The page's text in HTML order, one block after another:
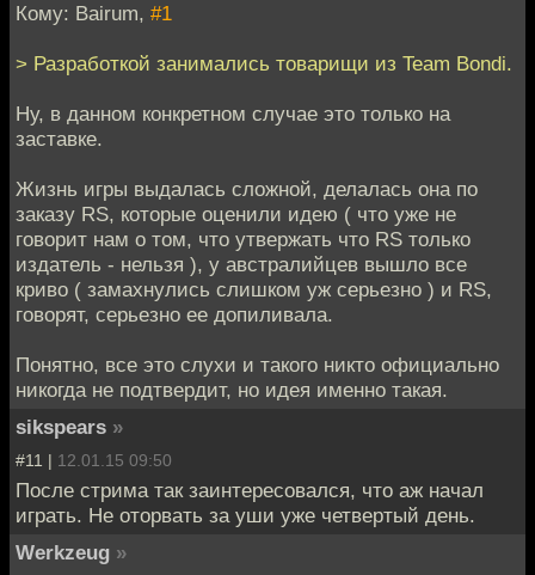
Кому: Bairum, #1
> Разработкой занимались товарищи из Team Bondi.
Ну, в данном конкретном случае это только на
заставке.
Жизнь игры выдалась сложной, делалась она по
заказу RS, которые оценили идею ( что уже не
говорит нам о том, что утвержать что RS только
издатель - нельзя ), у австралийцев вышло все
криво ( замахнулись слишком уж серьезно ) и RS,
говорят, серьезно ее допиливала.
Понятно, все это слухи и такого никто официально
никогда не подтвердит, но идея именно такая.
sikspears »
#11 | 12.01.15 09:50
После стрима так заинтересовался, что аж начал
играть. Не оторвать за уши уже четвертый день.
Werkzeug »